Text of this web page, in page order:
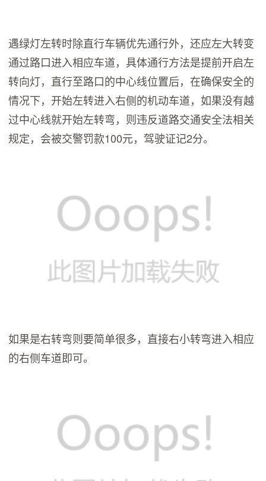
遇绿灯左转时除直行车辆优先通行外，还应左大转变
通过路口进入相应车道，具体通行方法是提前开启左
转向灯，直行至路口的中心线位置后，在确保安全的
情况下，开始左转进入右侧的机动车道，如果没有越
过中心线就开始左转弯，则违反道路交通安全法相关
规定，会被交警罚款100元，驾驶证记2分。
如果是右转弯则要简单很多，直接右小转弯进入相应
的右侧车道即可。